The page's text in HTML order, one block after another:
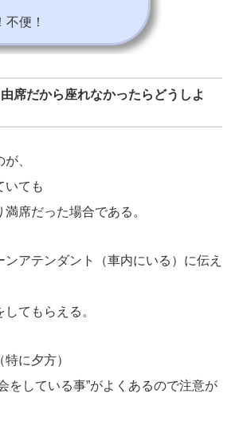
便！
席だから座れなかったらどうしよ
、
いても
席だった場合である。
ンアテンダント（車内にいる）に伝え
てもらえる。
に夕方）
をしている事”がよくあるので注意が